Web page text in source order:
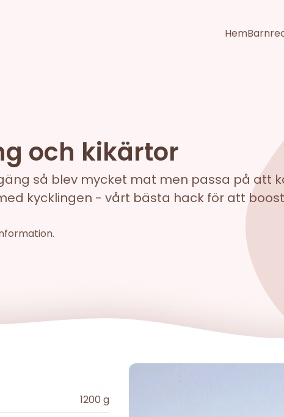
Hem
och kikärtor
så blev mycket mat men passa på att
kycklingen - vårt bästa hack för att
1200 g